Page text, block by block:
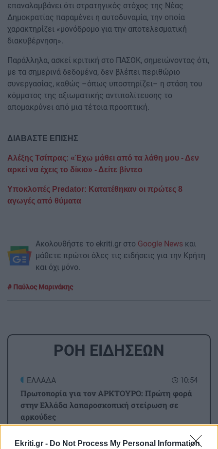
Ekriti.gr - Do Not Process My Personal Information
επαναλαμβάνει ότι στρατηγικός στόχος της Νέας
Δημοκρατίας παραμένει η αυτοδυναμία, την οποία
χαρακτηρίζει «μονόδρομο για την αποτελεσματική
διακυβέρνηση».
Παράλληλα, ασκεί κριτική στο ΠΑΣΟΚ, σημειώνοντας ότι,
με τα σημερινά δεδομένα, δεν βλέπει περιθώριο
συνεργασίας, καθώς –όπως υποστηρίζει– η στάση του
κόμματος της αξιωματικής αντιπολίτευσης το
απομακρύνει από μια τέτοια προοπτική.
ΔΙΑΒΑΣΤΕ ΕΠΙΣΗΣ
Αλέξης Τσίπρας: «Έχω μάθει από τα λάθη μου - Δεν
αρκεί να έχεις το δίκιο» - Δείτε βίντεο
Υποκλοπές Predator: Κατατέθηκαν οι πρώτες 8
αγωγές από θύματα
Ακολουθήστε το ekriti.gr στο Google News και
μάθετε πρώτοι όλες τις ειδήσεις για την Κρήτη
και όχι μόνο.
Παύλος Μαρινάκης
ΡΟΗ ΕΙΔΗΣΕΩΝ
10:54
ΕΛΛΑΔΑ
Πρωτοπορία για τον ΑΡΚΤΟΥΡΟ: Πρώτη φορά
στην Ελλάδα λαπαροσκοπική στείρωση σε
αρκούδες
10:45